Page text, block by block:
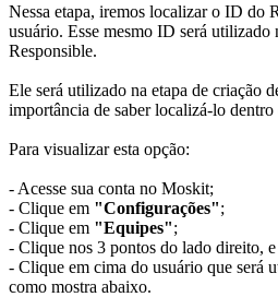
Nessa etapa, iremos localizar o ID do
usuário. Esse mesmo ID será utilizado
Responsible.
Ele será utilizado na etapa de criação
importância de saber localizá-lo
Para visualizar esta opção:
- Acesse sua conta no Moskit;
- Clique em "Configurações";
- Clique em "Equipes";
- Clique nos 3 pontos do lado direito,
- Clique em cima do usuário que será
como mostra abaixo.